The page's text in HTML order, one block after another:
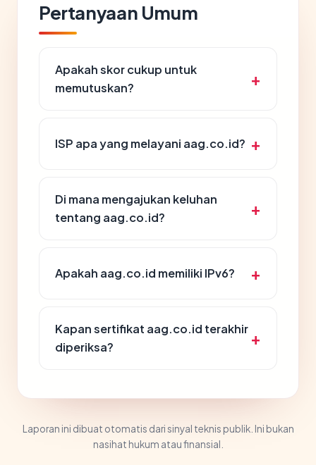
Pertanyaan Umum
Apakah skor cukup untuk
memutuskan?
ISP apa yang melayani aag.co.id?
Di mana mengajukan keluhan
tentang aag.co.id?
Apakah aag.co.id memiliki IPv6?
Kapan sertifikat aag.co.id terakhir
diperiksa?
Laporan ini dibuat otomatis dari sinyal teknis publik. Ini bukan
nasihat hukum atau finansial.